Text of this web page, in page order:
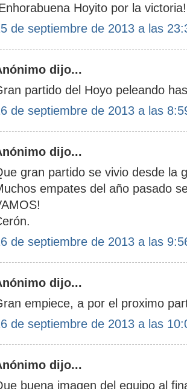
Hoyito por la victoria!
de septiembre de 2013 a las
dijo...
partido del Hoyo peleando
de septiembre de 2013 a las
dijo...
gran partido se vivio desde la
empates del año pasado
de septiembre de 2013 a las
dijo...
empiece, a por el proximo
de septiembre de 2013 a las
dijo...
buena imagen del equipo al